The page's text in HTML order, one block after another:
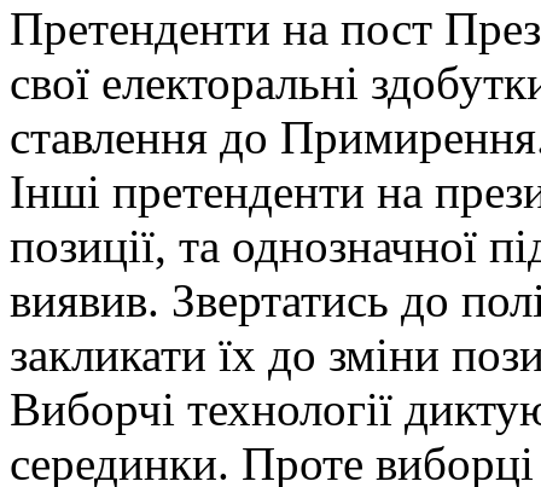
Претенденти на пост
свої електоральні
ставлення до
Інші претенденти на
позиції, та однозначної
виявив. Звертатись до
закликати їх до зміни
Виборчі технології
серединки. Проте